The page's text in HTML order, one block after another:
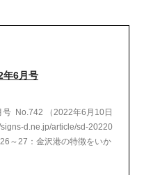
年6月号
号 No.742 （2022年6月10日
d.ne.jp/article/sd-20220
～27：金沢港の特徴をいか